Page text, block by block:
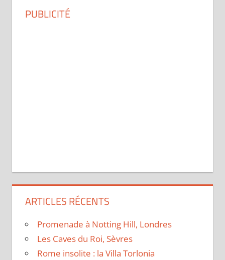
PUBLICITÉ
ARTICLES RÉCENTS
Promenade à Notting Hill, Londres
Les Caves du Roi, Sèvres
Rome insolite : la Villa Torlonia